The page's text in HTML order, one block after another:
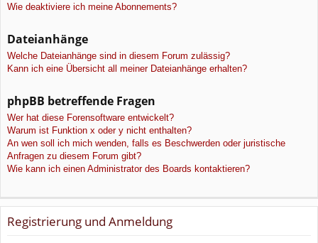
Wie deaktiviere ich meine Abonnements?
Dateianhänge
Welche Dateianhänge sind in diesem Forum zulässig?
Kann ich eine Übersicht all meiner Dateianhänge erhalten?
phpBB betreffende Fragen
Wer hat diese Forensoftware entwickelt?
Warum ist Funktion x oder y nicht enthalten?
An wen soll ich mich wenden, falls es Beschwerden oder juristische
Anfragen zu diesem Forum gibt?
Wie kann ich einen Administrator des Boards kontaktieren?
Registrierung und Anmeldung